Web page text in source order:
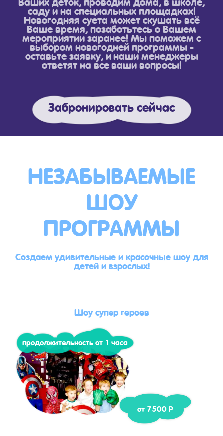
саду и на специальных площадках!
Новогодняя суета может скушать всё
Ваше время, позаботьтесь о Вашем
мероприятии заранее! Мы поможем с
выбором новогодней программы -
оставьте заявку, и наши менеджеры
ответят на все ваши вопросы!
Забронировать сейчас
НЕЗАБЫВАЕМЫЕ
ШОУ
ПРОГРАММЫ
Создаем удивительные и красочные шоу для
детей и взрослых!
Шоу супер героев
продолжительность от 1 часа
от 7500 Р